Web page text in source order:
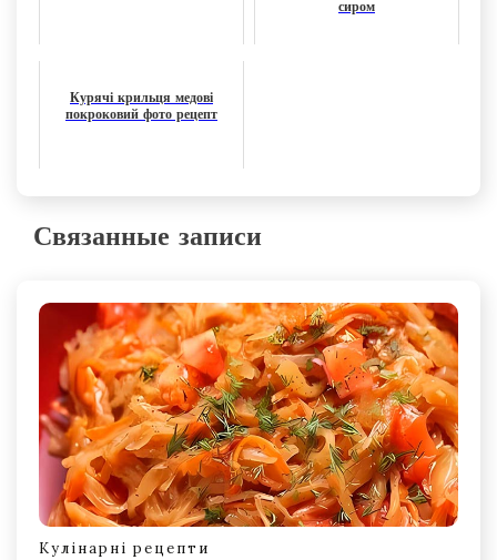
сиром
Курячі крильця медові
покроковий фото рецепт
Связанные записи
Кулінарні рецепти